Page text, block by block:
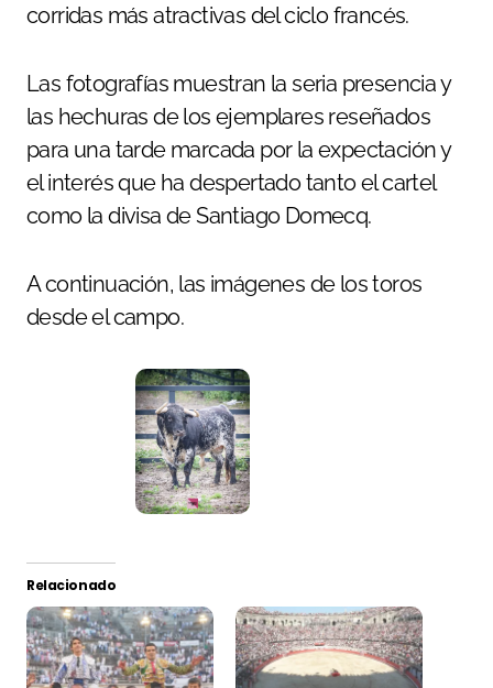
corridas más atractivas del ciclo francés.
Las fotografías muestran la seria presencia y
las hechuras de los ejemplares reseñados
para una tarde marcada por la expectación y
el interés que ha despertado tanto el cartel
como la divisa de Santiago Domecq.
A continuación, las imágenes de los toros
desde el campo.
Relacionado